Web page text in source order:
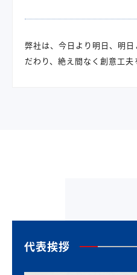
弊社は、今日より明日、明
だわり、絶え間なく創意工夫
代表挨拶